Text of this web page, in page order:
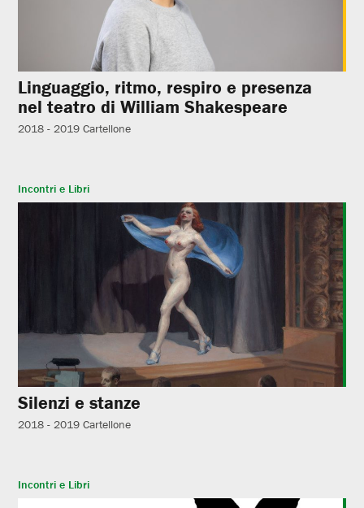
Linguaggio, ritmo, respiro e presenza
nel teatro di William Shakespeare
2018 - 2019 Cartellone
Incontri e Libri
Silenzi e stanze
2018 - 2019 Cartellone
Incontri e Libri